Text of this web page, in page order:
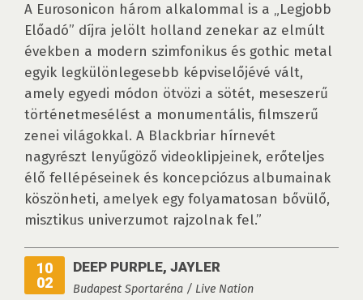
A Eurosonicon három alkalommal is a „Legjobb
Előadó” díjra jelölt holland zenekar az elmúlt
években a modern szimfonikus és gothic metal
egyik legkülönlegesebb képviselőjévé vált,
amely egyedi módon ötvözi a sötét, meseszerű
történetmesélést a monumentális, filmszerű
zenei világokkal. A Blackbriar hírnevét
nagyrészt lenyűgöző videoklipjeinek, erőteljes
élő fellépéseinek és koncepciózus albumainak
köszönheti, amelyek egy folyamatosan bővülő,
misztikus univerzumot rajzolnak fel.”
10
02
DEEP PURPLE, JAYLER
Budapest Sportaréna / Live Nation